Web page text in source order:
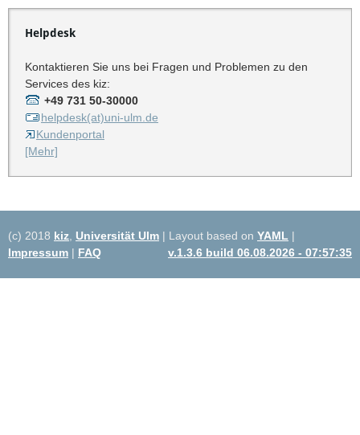
Helpdesk
Kontaktieren Sie uns bei Fragen und Problemen zu den
Services des kiz:
+49 731 50-30000
helpdesk(at)uni-ulm.de
Kundenportal
[Mehr]
(c) 2018 kiz Universität Ulm | Layout based on YAML |
Impressum | FAQ v.1.3.6 build 06.08.2026 - 07:57:35